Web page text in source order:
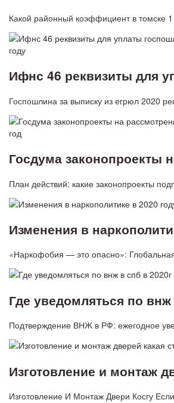
Какой районный коэффициент в томске
Ифнс 46 реквизиты для
Госпошлина за выписку из егрюл 2020
Госдума законопроекты
План действий: какие законопроекты
Изменения в
«Наркофобия — это опасно»:
Где уведомляться по внж
Подтверждение ВНЖ в РФ: ежегодное
Изготовление и монтаж
Изготовление И Монтаж Двери Косгу